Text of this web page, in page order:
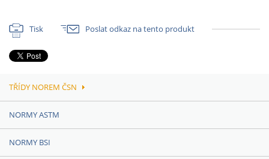
Tisk Poslat odkaz na tento produkt
TŘÍDY NOREM ČSN
NORMY ASTM
NORMY BSI